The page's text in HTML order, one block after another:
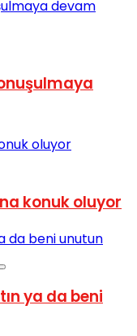
konuk oluyor
ya da beni